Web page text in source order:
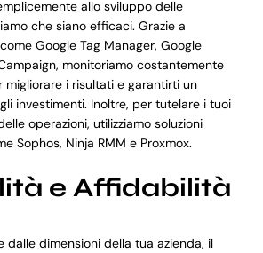
allo sviluppo delle
che siano efficaci. Grazie a
Google Tag Manager, Google
monitoriamo costantemente
migliorare i risultati e garantirti un
investimenti. Inoltre, per tutelare i tuoi
operazioni, utilizziamo soluzioni
Sophos, Ninja RMM e Proxmox.
e Affidabilità
dalle dimensioni della tua azienda, il